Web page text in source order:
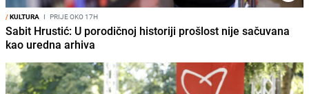
/KULTURA I PRIJE OKO 17H
Sabit Hrustić: U porodičnoj historiji prošlost nije sačuvana
kao uredna arhiva